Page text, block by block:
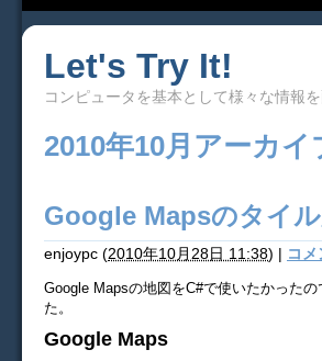
Let's Try It!
コンピュータを基本として様々な情報
2010年10月アーカイ
Google Mapsのタイ
enjoypc (2010年10月28日 11:38) | コ
Google Mapsの地図をC#で使いたかった
た。
Google Maps